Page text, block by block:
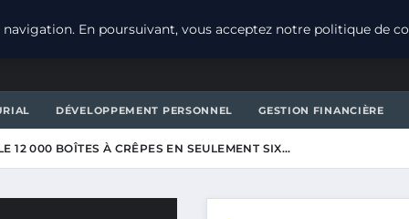
DÉVELOPPEMENT PERSONNEL GESTION FINANCIÈRE
12 000 BOÎTES À CRÊPES EN SEULEMENT SIX…
En poursuivant, vous acceptez notre politique de